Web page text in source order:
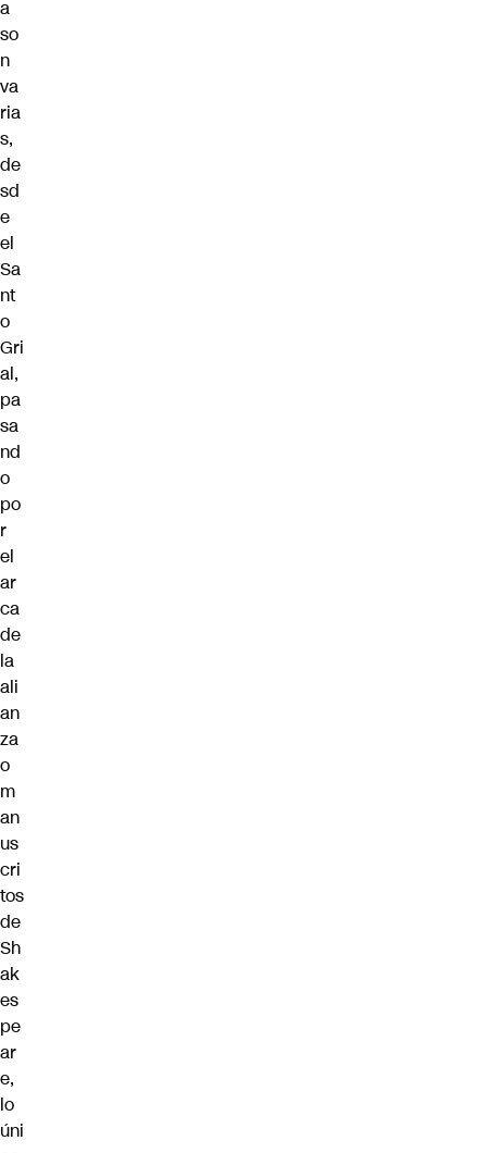
a
so
n
va
ria
s,
de
sd
e
el
Sa
nt
o
Gri
al,
pa
sa
nd
o
po
r
el
ar
ca
de
la
ali
an
za
o
m
an
us
cri
tos
de
Sh
ak
es
pe
ar
e,
lo
úni